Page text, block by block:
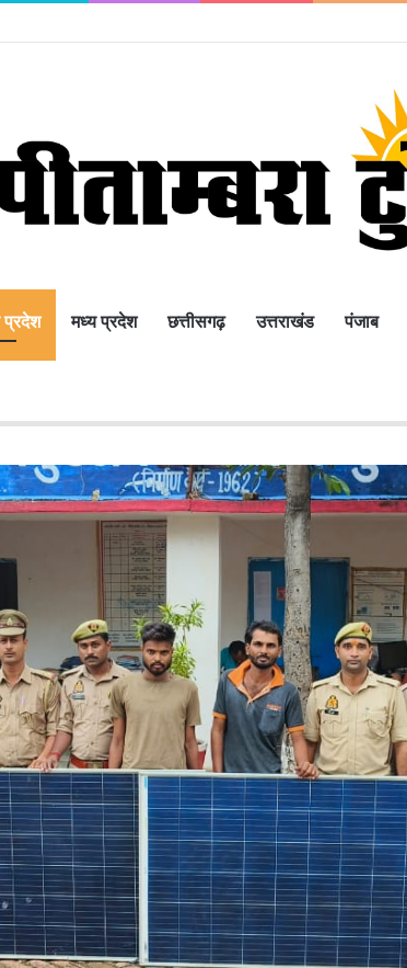
प्रदेश मध्य प्रदेश छत्तीसगढ़ उत्तराखंड पंजाब